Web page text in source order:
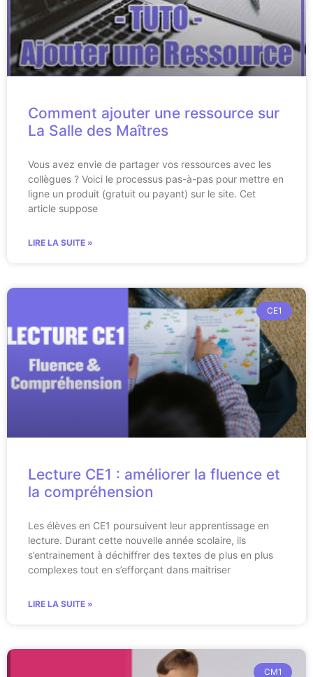
Comment ajouter une ressource sur
La Salle des Maîtres
Vous avez envie de partager vos ressources avec les
collègues ? Voici le processus pas-à-pas pour mettre en
ligne un produit (gratuit ou payant) sur le site. Cet
article suppose
LIRE LA SUITE »
CE1
Lecture CE1 : améliorer la fluence et
la compréhension
Les élèves en CE1 poursuivent leur apprentissage en
lecture. Durant cette nouvelle année scolaire, ils
s’entrainement à déchiffrer des textes de plus en plus
complexes tout en s’efforçant dans maitriser
LIRE LA SUITE »
CM1